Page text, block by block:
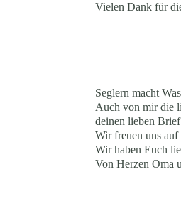
Vielen Dank für
Seglern macht
Auch von mir die
deinen lieben
Wir freuen uns auf
Wir haben Euch
Von Herzen Oma